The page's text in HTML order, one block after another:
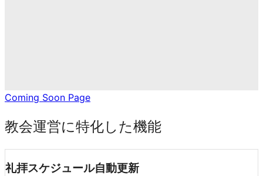
Coming Soon Page
教会運営に特化した機能
礼拝スケジュール自動更新